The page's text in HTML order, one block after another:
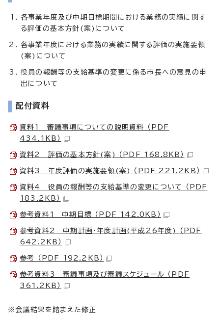
各事業年度及び中期目標期間における業務の実績に関す
る評価の基本方針(案)について
各事業年度における業務の実績に関する評価の実施要領
(案)について
役員の報酬等の支給基準の変更に係る市長への意見の申
出について
配付資料
資料1 審議事項についての説明資料 （PDF
434.1KB）
資料2 評価の基本方針(案) （PDF 168.8KB）
資料3 年度評価の実施要領(案) （PDF 221.2KB）
資料4 役員の報酬等の支給基準の変更について （PDF
183.2KB）
参考資料1 中期目標 （PDF 142.0KB）
参考資料2 中期計画・年度計画(平成26年度) （PDF
642.2KB）
参考 （PDF 192.2KB）
参考資料3 審議事項及び審議スケジュール （PDF
361.2KB）
※会議結果を踏まえた修正